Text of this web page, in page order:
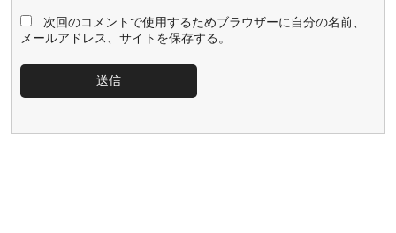
次回のコメントで使用するためブラウザーに自分の名前、
メールアドレス、サイトを保存する。